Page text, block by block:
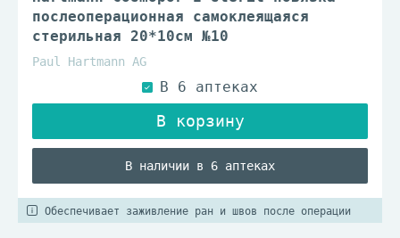
послеоперационная самоклеящаяся
стерильная 20*10см №10
Paul Hartmann AG
В наличии в 6 аптеках
Обеспечивает заживление ран и швов после операции